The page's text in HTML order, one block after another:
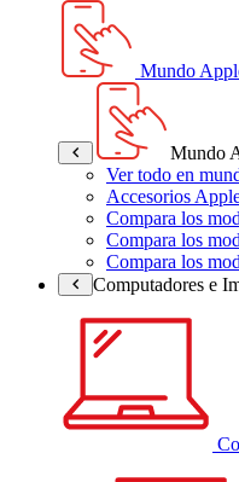
Mundo
Mundo
Ver todo en
Accesorios
Compara los
Compara los
Compara los
Computadores e